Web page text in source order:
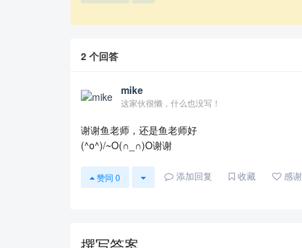
2 个回答
mike
这家伙很懒，什么也没写！
谢谢鱼老师，还是鱼老师好
(^o^)/~O(∩_∩)O谢谢
赞同 0 添加回复 收藏 感谢